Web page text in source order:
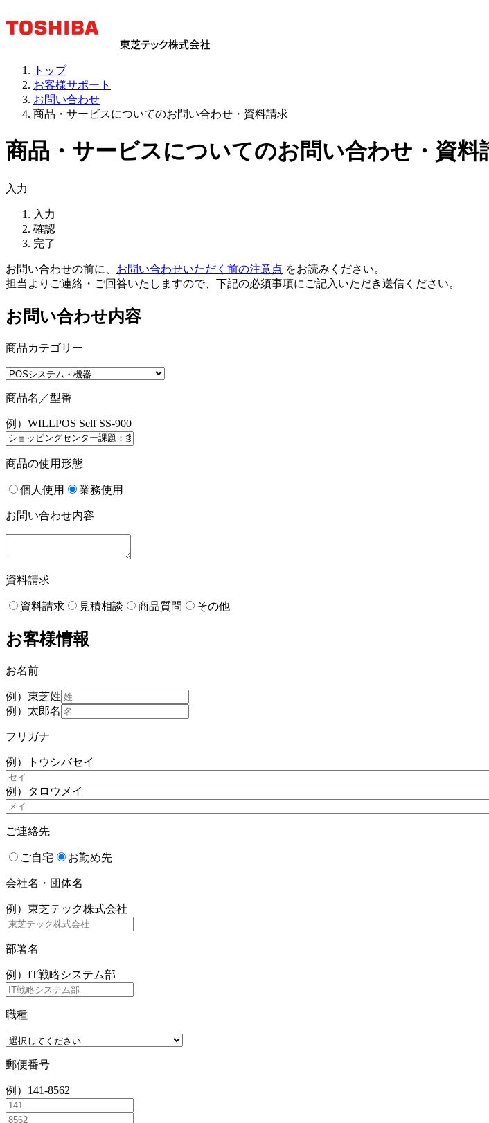
トップ
お客様サポート
お問い合わせ
商品・サービスについてのお問い合わせ・資料請求
商品・サービスについてのお問い合わせ・資料
入力
入力
確認
完了
お問い合わせの前に、 お問い合わせいただく前の注意点 をお読みください。
担当よりご連絡・ご回答いたしますので、下記の必須事項にご記入いただき送信ください。
お問い合わせ内容
商品カテゴリー
商品名／型番
例）WILLPOS Self SS-900
商品の使用形態
個人使用 業務使用
お問い合わせ内容
資料請求
資料請求 見積相談 商品質問 その他
お客様情報
お名前
例）東芝姓
例）太郎名
フリガナ
例）トウシバセイ
例）タロウ メイ
ご連絡先
ご自宅 お勤め先
会社名・団体名
例）東芝テック株式会社
部署名
例）IT戦略システム部
職種
郵便番号
例）141-8562